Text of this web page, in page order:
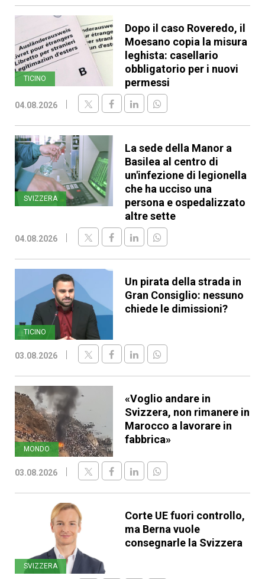
TICINO
Dopo il caso Roveredo, il
Moesano copia la misura
leghista: casellario
obbligatorio per i nuovi
permessi
04.08.2026
SVIZZERA
La sede della Manor a
Basilea al centro di
un'infezione di legionella
che ha ucciso una
persona e ospedalizzato
altre sette
04.08.2026
TICINO
Un pirata della strada in
Gran Consiglio: nessuno
chiede le dimissioni?
03.08.2026
MONDO
«Voglio andare in
Svizzera, non rimanere in
Marocco a lavorare in
fabbrica»
03.08.2026
SVIZZERA
Corte UE fuori controllo,
ma Berna vuole
consegnarle la Svizzera